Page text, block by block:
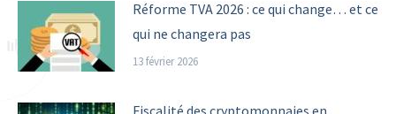
Réforme TVA 2026 : ce qui change… et ce
qui ne changera pas
13 février 2026
Fiscalité des cryptomonnaies en